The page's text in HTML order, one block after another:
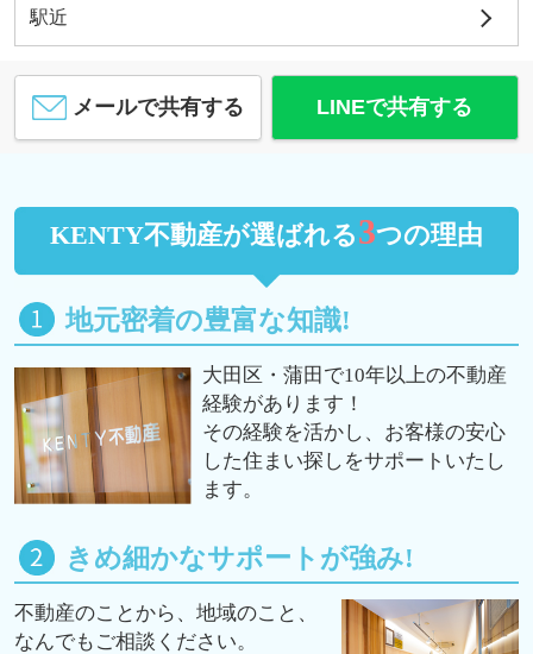
駅近
メールで共有する LINEで共有する
KENTY不動産が選ばれる3つの理由
地元密着の豊富な知識!
大田区・蒲田で10年以上の不動産
経験があります！
その経験を活かし、お客様の安心
した住まい探しをサポートいたし
ます。
きめ細かなサポートが強み!
不動産のことから、地域のこと、
なんでもご相談ください。